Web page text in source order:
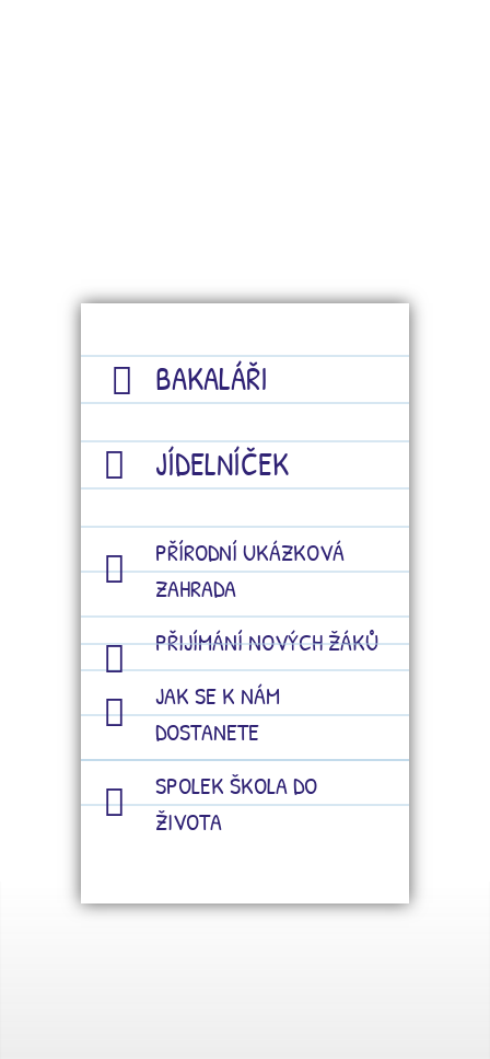
BAKALÁŘI
JÍDELNÍČEK
PŘÍRODNÍ UKÁZKOVÁ
ZAHRADA
PŘIJÍMÁNÍ NOVÝCH ŽÁKŮ
JAK SE K NÁM
DOSTANETE
SPOLEK ŠKOLA DO
ŽIVOTA